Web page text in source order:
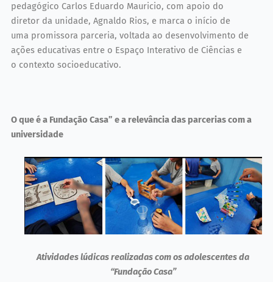
pedagógico Carlos Eduardo Mauricio, com apoio do
diretor da unidade, Agnaldo Rios, e marca o início de
uma promissora parceria, voltada ao desenvolvimento de
ações educativas entre o Espaço Interativo de Ciências e
o contexto socioeducativo.
O que é a Fundação Casa” e a relevância das parcerias com a
universidade
Atividades lúdicas realizadas com os adolescentes da
“Fundação Casa”